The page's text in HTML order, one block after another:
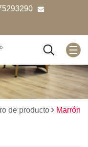
de producto Marrón